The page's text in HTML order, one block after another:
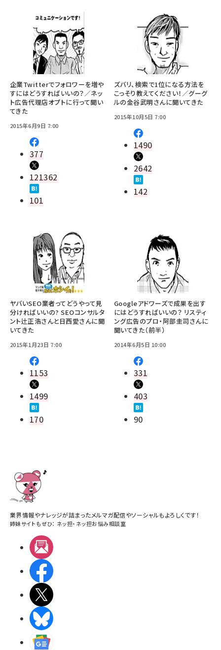
企業Twitterでフォロワーを増や
すにはどうすればいいの？／ネッ
ト広告代理店オプトに行って聞い
てきた
2015年6月9日 7:00
377
121362
101
ズバリ、検索で1位になる方法を
こっそり教えてください！／グーグ
ルの金谷武明さんに聞いてきた
2015年10月5日 7:00
1490
2642
142
ヤバいSEO業者ってどうやって見
分ければいいの? SEOコンサルタ
ント辻正浩さんと日西愛さんに聞
いてきた
2015年1月23日 7:00
1153
1499
170
Googleアドワーズで成果を出す
にはどうすればいいの？ リスティ
ング広告のプロ・阿部圭司さんに
聞いてきた（前半）
2014年6月5日 10:00
331
403
90
業界情報やナレッジが詰まったメルマガ配信やソーシャルもよろしくです！
姉妹サイトもぜひ： ネッ担・ ネッ担お悩み相談室